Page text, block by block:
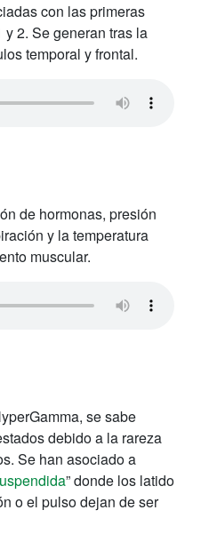
con las primeras
2. Se generan tras la
temporal y frontal.
de hormonas, presión
y la temperatura
muscular.
se sabe
debido a la rareza
Se han asociado a
” donde los latido
o el pulso dejan de ser